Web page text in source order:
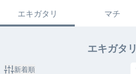
エキガタリ マチ
エキガタリ
新着順